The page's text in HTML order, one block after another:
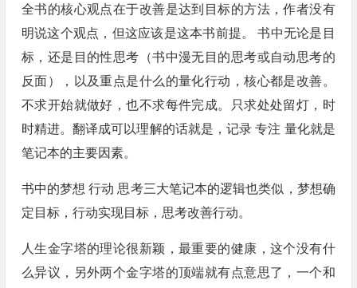
全书的核心观点在于改善是达到目标的方法，作者没有
明说这个观点，但这应该是这本书前提。 书中无论是目
标，还是目的性思考（书中漫无目的思考或自动思考的
反面），以及重点是什么的量化行动，核心都是改善。
不求开始就做好，也不求每件完成。只求处处留灯，时
时精进。翻译成可以理解的话就是，记录 专注 量化就是
笔记本的主要因素。
书中的梦想 行动 思考三大笔记本的逻辑也类似，梦想确
定目标，行动实现目标，思考改善行动。
人生金字塔的理论很新颖，最重要的健康，这个没有什
么异议，另外两个金字塔的顶端就有点意思了，一个和